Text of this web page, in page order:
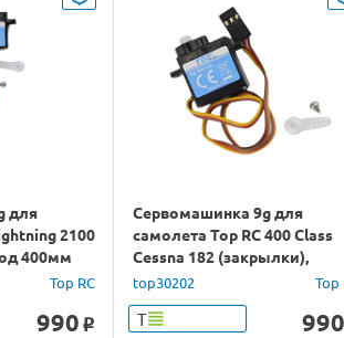
для
2100
400мм
Top RC
990 o
Сервомашинка 9g для
самолета Top RC 400 Class
Cessna 182 (закрылки),
провод 250мм
top30202 Top
Т 990